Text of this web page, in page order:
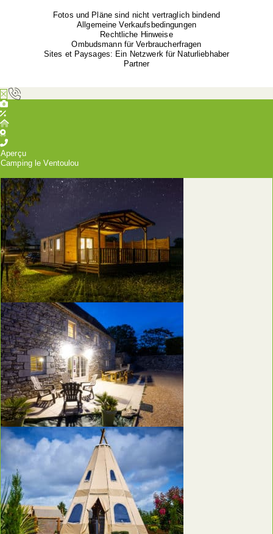
Fotos und Pläne sind nicht vertraglich bindend
Allgemeine Verkaufsbedingungen
Rechtliche Hinweise
Ombudsmann für Verbraucherfragen
Sites et Paysages: Ein Netzwerk für Naturliebhaber
Partner
Aperçu
Camping le Ventoulou